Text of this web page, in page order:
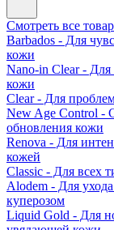
Смотреть все
Barbados - Для
кожи
Nano-in Clear -
кожи
Clear - Для
New Age Control -
обновления кожи
Renova - Для
кожей
Classic - Для всех
Alodem - Для
куперозом
Liquid Gold - Для